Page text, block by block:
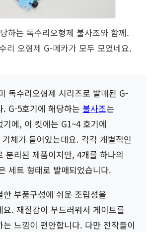
하는 독수리오형제 불사조와 함께.
리 오형제 G-메카가 모두 모였네요.
독수리오형제 시리즈로 발매된 G-
. G-5호기에 해당하는 불사조는
기에, 이 킷에는 G1~4 호기에
체가 들어있는데요. 각각 개별적인
분리된 제품이지만, 4개를 하나의
세트 형태로 발매되었습니다.
한 부품구성에 쉬운 조립성을
요. 재질감이 부드러워서 게이트를
는 느낌이 편안합니다. 다만 전작들이